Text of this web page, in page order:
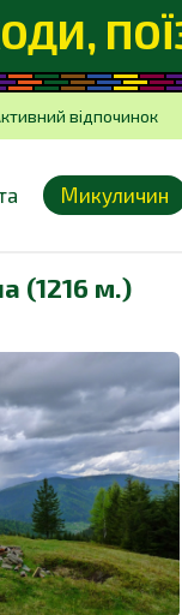
відпочинок
Микуличин
(1216 м.)